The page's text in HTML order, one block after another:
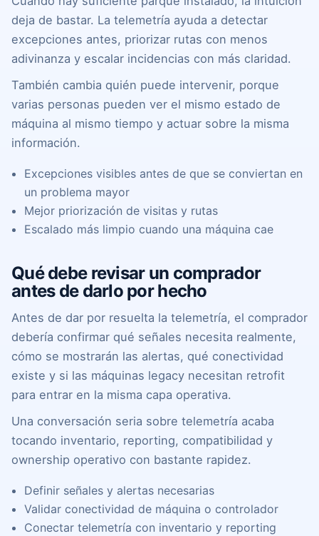
deja de bastar. La telemetría ayuda a detectar
excepciones antes, priorizar rutas con menos
adivinanza y escalar incidencias con más claridad.
También cambia quién puede intervenir, porque
varias personas pueden ver el mismo estado de
máquina al mismo tiempo y actuar sobre la misma
información.
Excepciones visibles antes de que se conviertan en
un problema mayor
Mejor priorización de visitas y rutas
Escalado más limpio cuando una máquina cae
Qué debe revisar un comprador
antes de darlo por hecho
Antes de dar por resuelta la telemetría, el comprador
debería confirmar qué señales necesita realmente,
cómo se mostrarán las alertas, qué conectividad
existe y si las máquinas legacy necesitan retrofit
para entrar en la misma capa operativa.
Una conversación seria sobre telemetría acaba
tocando inventario, reporting, compatibilidad y
ownership operativo con bastante rapidez.
Definir señales y alertas necesarias
Validar conectividad de máquina o controlador
Conectar telemetría con inventario y reporting